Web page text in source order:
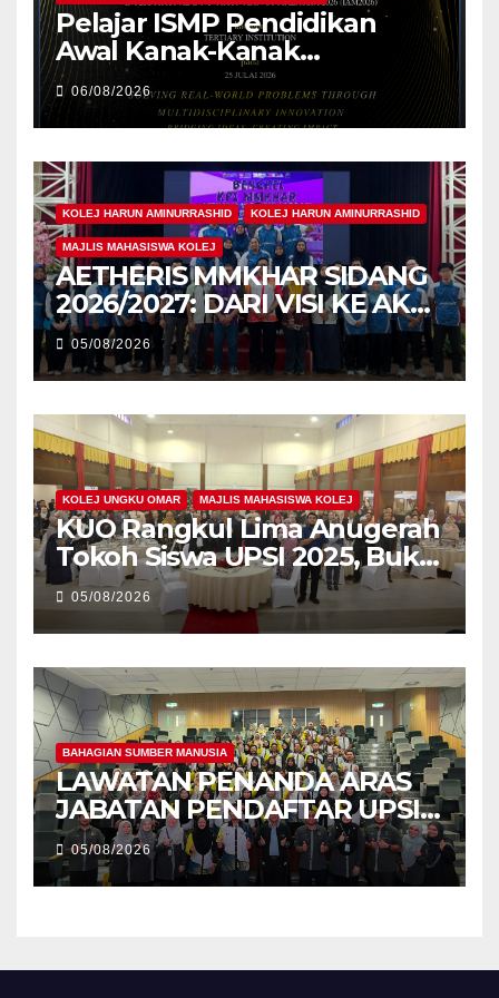
Pelajar ISMP Pendidikan
Awal Kanak-Kanak
Cemerlang Raih
Pengiktirafan Antarabangsa
di IAM2026
06/08/2026
KOLEJ HARUN AMINURRASHID KOLEJ HARUN AMINURRASHID
MAJLIS MAHASISWA KOLEJ
AETHERIS MMKHAR SIDANG
2026/2027: DARI VISI KE AKSI,
MEMBINA LEGASI GENERASI
PEMIMPIN
05/08/2026
KOLEJ UNGKU OMAR MAJLIS MAHASISWA KOLEJ
KUO Rangkul Lima Anugerah
Tokoh Siswa UPSI 2025, Bukti
Kecemerlangan Mahasiswa
Holistik
05/08/2026
BAHAGIAN SUMBER MANUSIA
LAWATAN PENANDA ARAS
JABATAN PENDAFTAR UPSI
KE JABATAN PENDAFTAR
UniSZA – PERKUKUH
KERJASAMA STRATEGIK
05/08/2026